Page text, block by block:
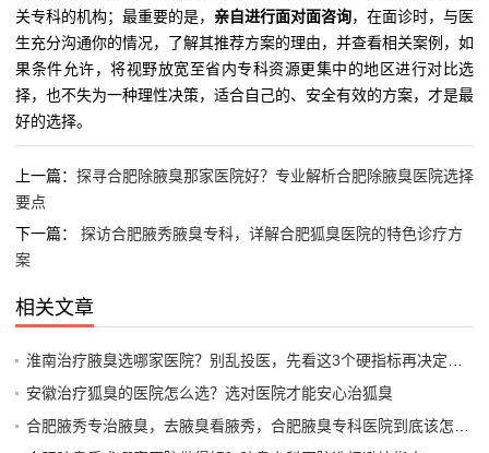
关专科的机构；最重要的是， 亲自进行面对面咨询，在面诊时，与医
生充分沟通你的情况，了解其推荐方案的理由，并查看相关案例，如
果条件允许，将视野放宽至省内专科资源更集中的地区进行对比选
择，也不失为一种理性决策，适合自己的、安全有效的方案，才是最
好的选择。
上一篇： 探寻合肥除腋臭那家医院好？专业解析合肥除腋臭医院选择
要点
下一篇： 探访合肥腋秀腋臭专科，详解合肥狐臭医院的特色诊疗方
案
相关文章
安徽治疗狐臭的医院怎么选？选对医院才能安心治狐臭